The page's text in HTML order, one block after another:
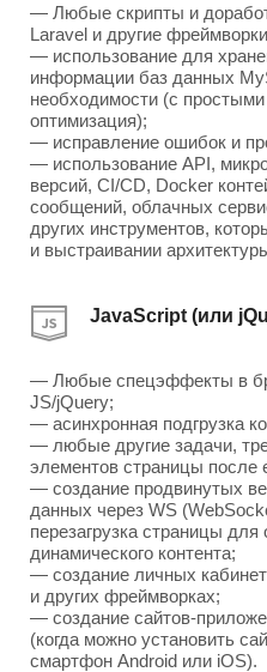
— Любые скрипты и
Laravel и другие
— использование для
информации баз данных
необходимости (с
оптимизация);
— исправление ошибок и
— использование API,
версий, CI/CD, Docker
сообщений, облачных
других инструментов,
и выстраивании
JavaScript (или
— Любые спецэффекты в
JS/jQuery;
— асинхронная подгрузка
— любые другие задачи,
элементов страницы после
— создание продвинутых
данных через WS
перезагрузка страницы для
динамического контента;
— создание личных
и других фреймворках;
— создание сайтов-
(когда можно установить
смартфон Android или iOS).